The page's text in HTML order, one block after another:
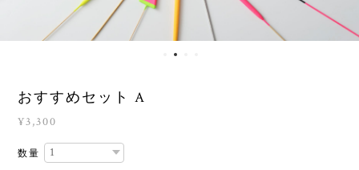
おすすめセット A
¥3,300
数量